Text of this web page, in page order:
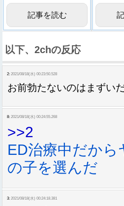
記事を読む
以下、2chの反応
2: 2021/08/18(水) 00:23:50.528
お前勃たないのはまずい
8: 2021/08/18(水) 00:24:55.268
>>2
ED治療中だから
の子を選んだ
3: 2021/08/18(水) 00:24:18.381